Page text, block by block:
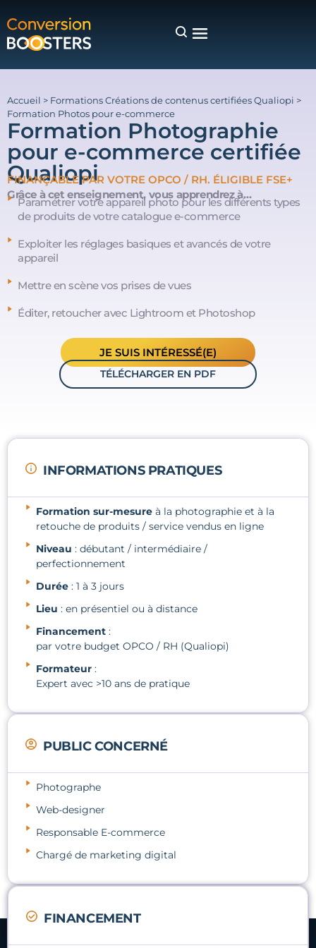
Accueil > Formations Créations de contenus certifiées Qualiopi >
Formation Photos pour e-commerce
Formation Photographie
pour e-commerce certifiée
Qualiopi
FINANÇABLE PAR VOTRE OPCO / RH. ÉLIGIBLE FSE+
Grâce à cet enseignement, vous apprendrez à…
Paramétrer votre appareil photo pour les différents types
de produits de votre catalogue e-commerce
Exploiter les réglages basiques et avancés de votre
appareil
Mettre en scène vos prises de vues
Éditer, retoucher avec Lightroom et Photoshop
JE SUIS INTÉRESSÉ(E)
TÉLÉCHARGER EN PDF
INFORMATIONS PRATIQUES
Formation sur-mesure à la photographie et à la
retouche de produits / service vendus en ligne
Niveau : débutant / intermédiaire /
perfectionnement
Durée : 1 à 3 jours
Lieu : en présentiel ou à distance
Financement :
par votre budget OPCO / RH (Qualiopi)
Formateur :
Expert avec >10 ans de pratique
PUBLIC CONCERNÉ
Photographe
Web-designer
Responsable E-commerce
Chargé de marketing digital
FINANCEMENT